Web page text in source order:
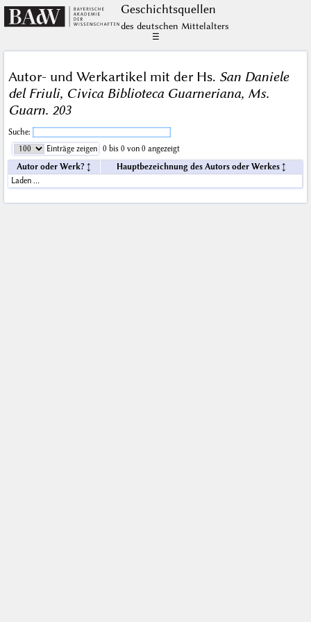
Geschichts­quellen
des deutschen Mittelalters
☰
Autor- und Werkartikel mit der Hs. San Daniele
del Friuli, Civica Biblioteca Guarneriana, Ms.
Guarn. 203
Suche:
Einträge zeigen
0 bis 0 von 0 angezeigt
Autor oder Werk?
Hauptbezeichnung des Autors oder Werkes
Laden …